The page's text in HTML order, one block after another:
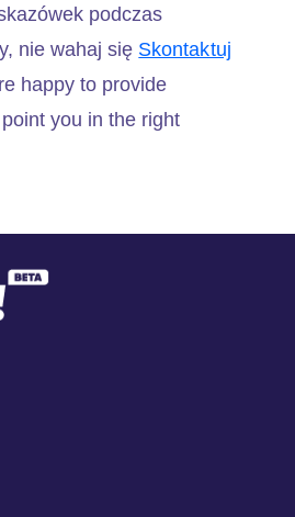
podczas
nie wahaj się Skontaktuj
happy to provide
you in the right